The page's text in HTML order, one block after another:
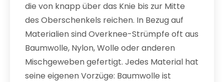
die von knapp über das Knie bis zur Mitte
des Oberschenkels reichen. In Bezug auf
Materialien sind Overknee-Strümpfe oft aus
Baumwolle, Nylon, Wolle oder anderen
Mischgeweben gefertigt. Jedes Material hat
seine eigenen Vorzüge: Baumwolle ist